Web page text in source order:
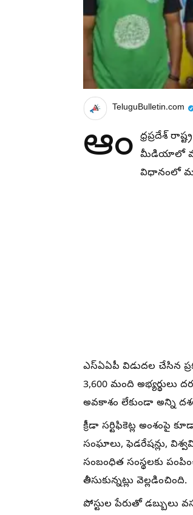
TeluguBulletin.com
ఆం ధ్రప్రదేశ్
మీడియాలో
విధానంలో
ఎస్‌ఏఏపీ విడుదల చేసిన
3,600 మంది
అవకాశం లేకుండా అన్ని
క్రీడా సర్టిఫికెట్ల అంశంపై
సంఘాలు, ఫెడరేషన్లు,
సంబంధిత సంస్థలకు
తీసుకున్నట్లు వెల్లడించింది.
పోస్టుల పేరుతో డబ్బులు